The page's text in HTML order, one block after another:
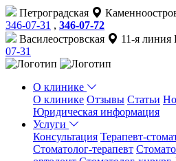
Петроградская
346-07-31 , 346-07-72
Василеостровская
11-я
07-31
О клинике
О клинике Отзывы Статьи
Юридическая информация
Услуги
Консультация Терапевт-
Cтоматолог-терапевт